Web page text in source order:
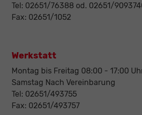
Tel: 02651/76388 od. 02651/
Fax: 02651/1052
Werkstatt
Montag bis Freitag 08:00 - 17:00
Samstag Nach Vereinbarung
Tel: 02651/493755
Fax: 02651/493757